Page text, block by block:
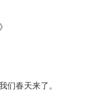
们春天来了。